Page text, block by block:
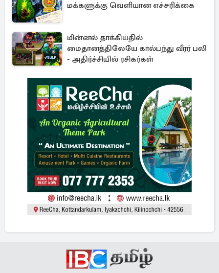
மக்களுக்கு வெளியான எச்சரிக்கை
மின்னல் தாக்கியதில்
மைதானத்திலேயே கால்பந்து வீரர் பலி
- அதிர்ச்சியில் ரசிகர்கள்